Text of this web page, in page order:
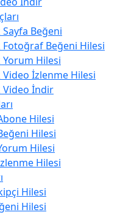
Beğeni
Fotoğraf Beğeni Hilesi
Yorum Hilesi
Video İzlenme Hilesi
Video İndir
Hilesi
Hilesi
Hilesi
Hilesi
Hilesi
Hilesi